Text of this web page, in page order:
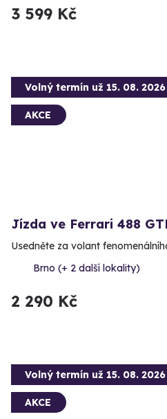
3 599 Kč
Volný termín už 15. 08. 2026
AKCE
Jízda ve Ferrari 488
Usedněte za volant
Brno (+ 2 další lokality)
2 290 Kč
Volný termín už 15. 08. 2026
AKCE